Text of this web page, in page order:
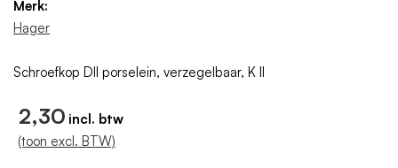
Merk:
Hager
2,30
(toon excl. BTW)
Schroefkop DII porselein, verzegelbaar, K II